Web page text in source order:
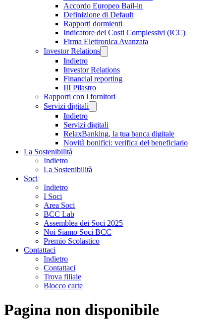
Accordo Europeo Bail-in
Definizione di Default
Rapporti dormienti
Indicatore dei Costi Complessivi (ICC)
Firma Elettronica Avanzata
Investor Relations
Indietro
Investor Relations
Financial reporting
III Pilastro
Rapporti con i fornitori
Servizi digitali
Indietro
Servizi digitali
RelaxBanking, la tua banca digitale
Novità bonifici: verifica del beneficiario
La Sostenibilità
Indietro
La Sostenibilità
Soci
Indietro
I Soci
Area Soci
BCC Lab
Assemblea dei Soci 2025
Noi Siamo Soci BCC
Premio Scolastico
Contattaci
Indietro
Contattaci
Trova filiale
Blocco carte
Pagina non disponibile